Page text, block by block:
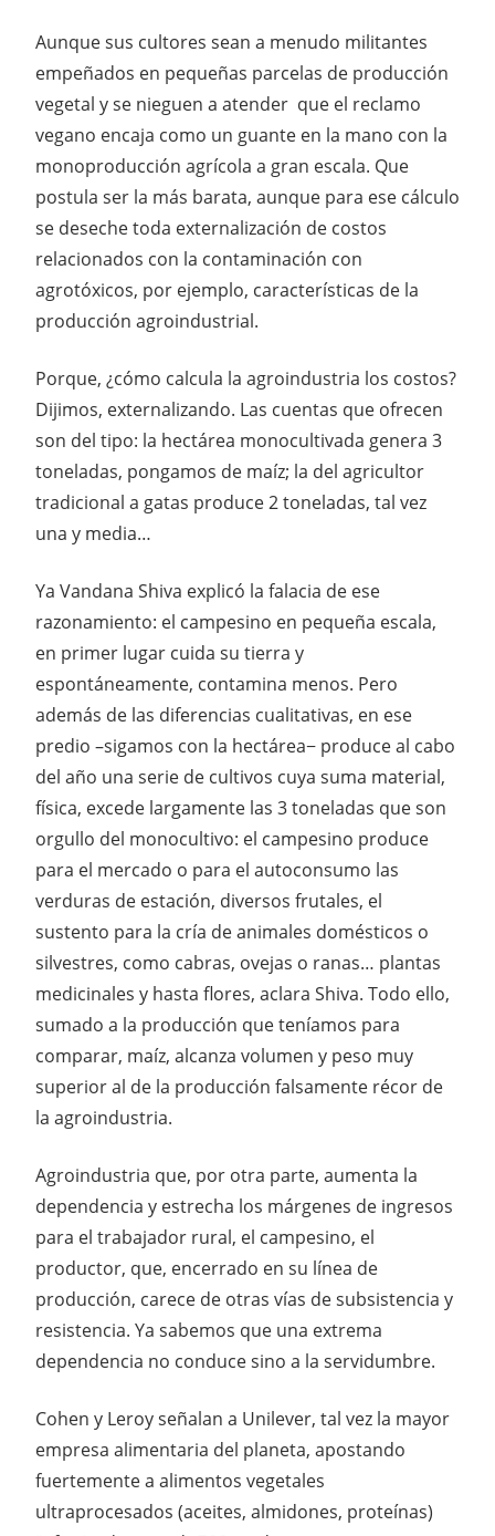
Aunque sus cultores sean a menudo militantes
empeñados en pequeñas parcelas de producción
vegetal y se nieguen a atender que el reclamo
vegano encaja como un guante en la mano con la
monoproducción agrícola a gran escala. Que
postula ser la más barata, aunque para ese cálculo
se deseche toda externalización de costos
relacionados con la contaminación con
agrotóxicos, por ejemplo, características de la
producción agroindustrial.
Porque, ¿cómo calcula la agroindustria los costos?
Dijimos, externalizando. Las cuentas que ofrecen
son del tipo: la hectárea monocultivada genera 3
toneladas, pongamos de maíz; la del agricultor
tradicional a gatas produce 2 toneladas, tal vez
una y media…
Ya Vandana Shiva explicó la falacia de ese
razonamiento: el campesino en pequeña escala,
en primer lugar cuida su tierra y
espontáneamente, contamina menos. Pero
además de las diferencias cualitativas, en ese
predio –sigamos con la hectárea− produce al cabo
del año una serie de cultivos cuya suma material,
física, excede largamente las 3 toneladas que son
orgullo del monocultivo: el campesino produce
para el mercado o para el autoconsumo las
verduras de estación, diversos frutales, el
sustento para la cría de animales domésticos o
silvestres, como cabras, ovejas o ranas… plantas
medicinales y hasta flores, aclara Shiva. Todo ello,
sumado a la producción que teníamos para
comparar, maíz, alcanza volumen y peso muy
superior al de la producción falsamente récor de
la agroindustria.
Agroindustria que, por otra parte, aumenta la
dependencia y estrecha los márgenes de ingresos
para el trabajador rural, el campesino, el
productor, que, encerrado en su línea de
producción, carece de otras vías de subsistencia y
resistencia. Ya sabemos que una extrema
dependencia no conduce sino a la servidumbre.
Cohen y Leroy señalan a Unilever, tal vez la mayor
empresa alimentaria del planeta, apostando
fuertemente a alimentos vegetales
ultraprocesados (aceites, almidones, proteínas)